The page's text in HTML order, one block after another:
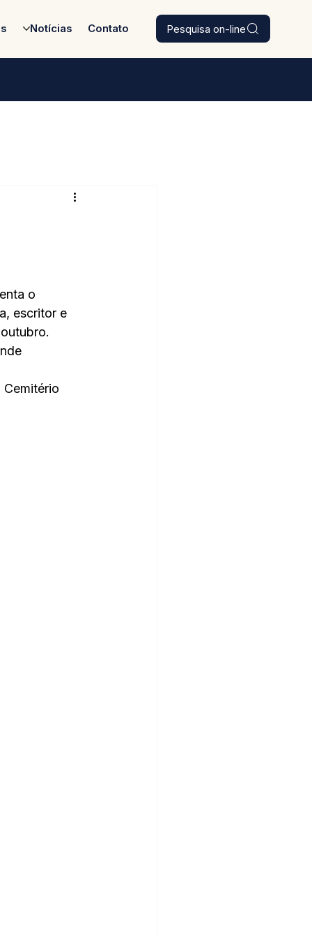
Pesquisa on-line
Notícias Contato
o
escritor e